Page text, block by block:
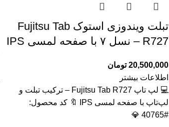
تبلت ویندوزی استوک Fujitsu Tab
R727 – نسل ۷ با صفحه لمسی IPS
20,500,000 تومان
اطلاعات بیشتر
💻 لپ تاپ Fujitsu Tab R727 – ترکیب تبلت و
لپ‌تاپ با صفحه لمسی IPS 🔖 کد محصول:
#40765 💎